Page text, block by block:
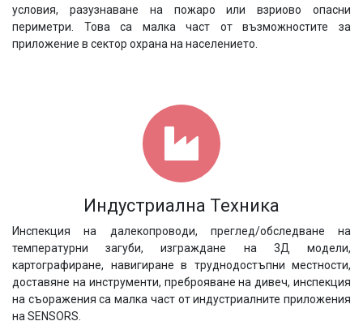
условия, разузнаване на пожаро или взриово опасни
периметри. Това са малка част от възможностите за
приложение в сектор охрана на населението.
Индустриална Техника
Инспекция на далекопроводи, преглед/обследване на
температурни загуби, изграждане на 3Д модели,
картографиране, навигиране в труднодостъпни местности,
доставяне на инструменти, преброяване на дивеч, инспекция
на съоражения са малка част от индустриалните приложения
на SENSORS.